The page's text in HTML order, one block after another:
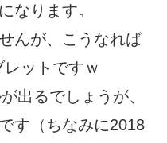
なります。
んが、こうなれば
ットですｗ
出るでしょうが、
す（ちなみに2018